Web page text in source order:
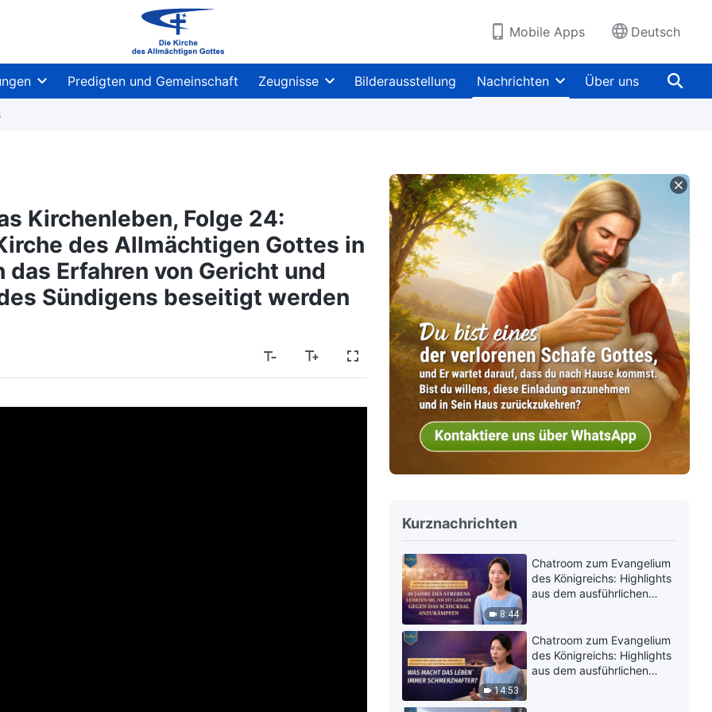
Mobile Apps Deutsch
Predigten und Gemeinschaft Zeugnisse Bilderausstellung Nachrichten Über uns
Kirchenleben, Folge 24:
des Allmächtigen Gottes in
das Erfahren von Gericht und
Sündigens beseitigt werden
Kurznachrichten
8:44
Chatroom zum Evangelium
des Königreichs: Highlights
aus dem ausführlichen
länger gegen das Schicksal
anzukämpfen
14:53
Chatroom zum Evangelium
des Königreichs: Highlights
aus dem ausführlichen